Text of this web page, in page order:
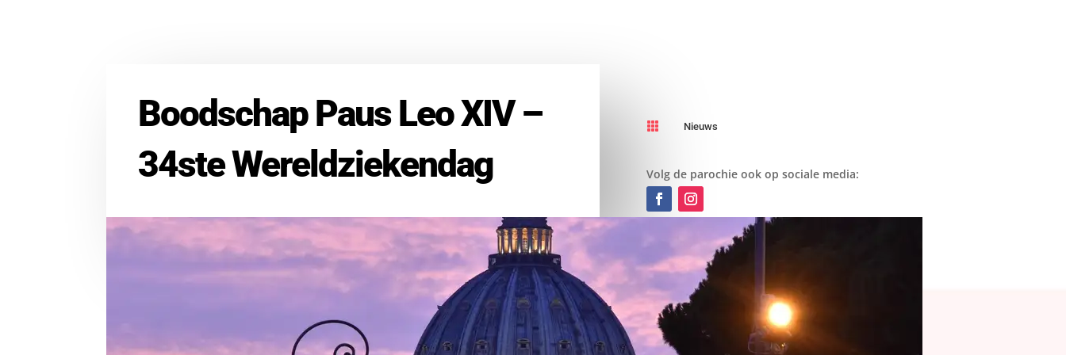
Boodschap Paus Leo XIV –
34ste Wereldziekendag
 Nieuws
Volg de parochie ook op sociale media: